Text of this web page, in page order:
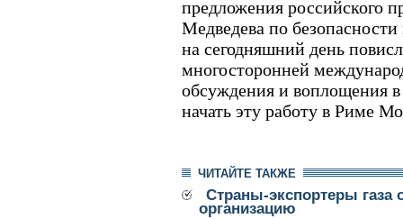
предложения российского
Медведева по
на сегодняшний день
многосторонней
обсуждения и воплощения
начать эту работу в Риме
ЧИТАЙТЕ ТАКЖЕ
Страны-экспортеры
организацию